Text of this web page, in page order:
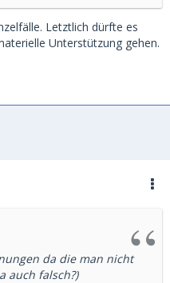
Letztlich dürfte es
Unterstützung gehen.
da die man nicht
auch falsch?)